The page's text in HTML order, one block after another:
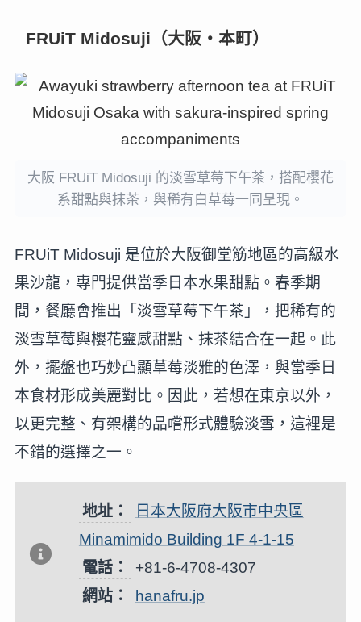
FRUiT Midosuji（大阪・本町）
大阪 FRUiT Midosuji 的淡雪草莓下午茶，搭配櫻花
系甜點與抹茶，與稀有白草莓一同呈現。
FRUiT Midosuji 是位於大阪御堂筋地區的高級水
果沙龍，專門提供當季日本水果甜點。春季期
間，餐廳會推出「淡雪草莓下午茶」，把稀有的
淡雪草莓與櫻花靈感甜點、抹茶結合在一起。此
外，擺盤也巧妙凸顯草莓淡雅的色澤，與當季日
本食材形成美麗對比。因此，若想在東京以外，
以更完整、有架構的品嚐形式體驗淡雪，這裡是
不錯的選擇之一。
地址：
日本大阪府大阪市中央區
Minamimido Building 1F 4-1-15
電話：
+81-6-4708-4307
網站：
hanafru.jp